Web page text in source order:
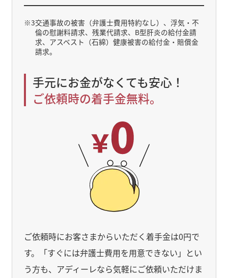
※3交通事故の被害（弁護士費用特約なし）、浮気・不
倫の慰謝料請求、残業代請求、B型肝炎の給付金請
求、アスベスト（石綿）健康被害の給付金・賠償金
請求。
手元にお金がなくても安心！
ご依頼時の着手金無料。
ご依頼時にお客さまからいただく着手金は0円で
す。「すぐには弁護士費用を用意できない」とい
う方も、アディーレなら気軽にご依頼いただけま